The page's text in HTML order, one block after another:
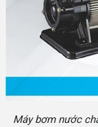
Máy bơm nước